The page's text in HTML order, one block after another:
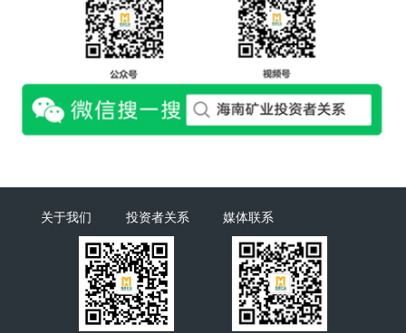
关于我们 投资者关系 媒体联系